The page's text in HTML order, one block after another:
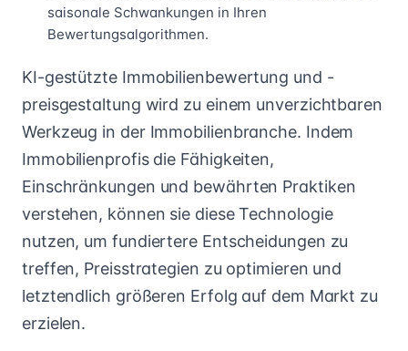
saisonale Schwankungen in Ihren
Bewertungsalgorithmen.
KI-gestützte Immobilienbewertung und -
preisgestaltung wird zu einem unverzichtbaren
Werkzeug in der Immobilienbranche. Indem
Immobilienprofis die Fähigkeiten,
Einschränkungen und bewährten Praktiken
verstehen, können sie diese Technologie
nutzen, um fundiertere Entscheidungen zu
treffen, Preisstrategien zu optimieren und
letztendlich größeren Erfolg auf dem Markt zu
erzielen.